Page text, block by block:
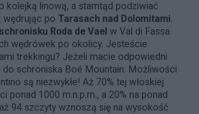
kolejką linową, a stamtąd podziwiać
wędrując po Tarasach nad Dolomitami.
schronisku Roda de Vael w Val di Fassa
wędrówek po okolicy. Jesteście
trekkingu? Jeżeli macie odpowiedni
schroniska Boé Mountain. Możliwości
są niezwykłe! Aż 70% tej włoskiej
ponad 1000 m.n.p.m., a 20% na ponad
94 szczyty wznoszą się na wysokość